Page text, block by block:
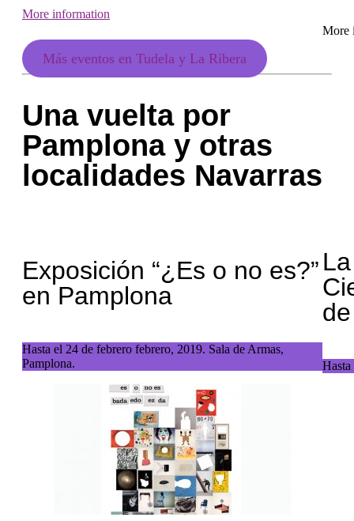
More information
More
Más eventos en Tudela y La Ribera
Una vuelta por
Pamplona y otras
localidades Navarras
Exposición “¿Es o no es?”
en Pamplona
Hasta el 24 de febrero febrero, 2019. Sala de Armas,
Pamplona.